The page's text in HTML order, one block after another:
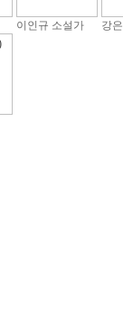
이인규 소설가 강